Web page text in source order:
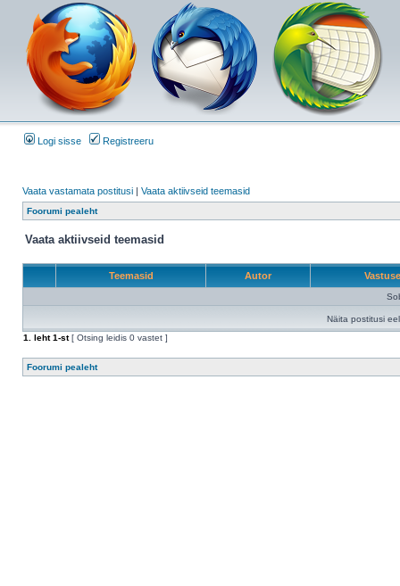
Logi sisse Registreeru
Vaata vastamata postitusi | Vaata aktiivseid teemasid
Foorumi pealeht
Vaata aktiivseid teemasid
Teemasid Autor
Näita postitusi
1
. leht1-st[ Otsing leidis 0 vastet ]
Foorumi pealeht